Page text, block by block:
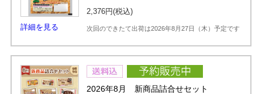
詳細を見る
2,376円(税込)
次回のできたて出荷は2026年8月27日（木）予定です
2026年8月 新商品詰合せセット